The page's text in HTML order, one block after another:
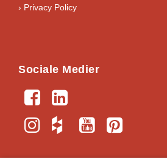
› Privacy Policy
Sociale Medier